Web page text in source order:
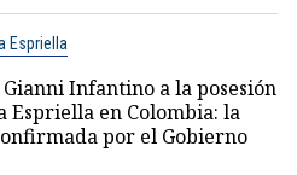
Espriella
Gianni Infantino a la posesión
Espriella en Colombia: la
por el Gobierno